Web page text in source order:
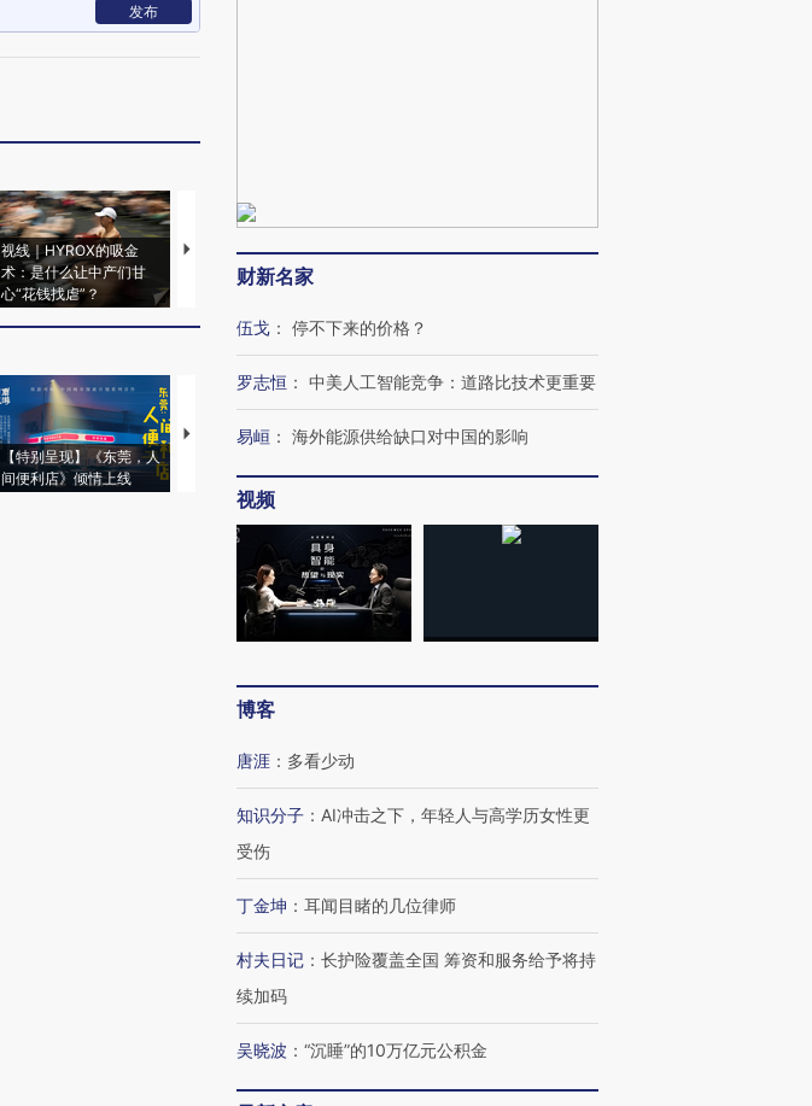
发布
视线｜HYROX的吸金
术：是什么让中产们甘
心“花钱找虐”？
马航飞行员跨国走私7万
粒摇头丸 尿检体内含3种
视线｜被称为“蟑螂”的印
视线｜“入侵”还是“人道危
【特别呈现】《东莞，人
间便利店》倾情上线
【推广】走进第四届链博
有意思的生活方式·第三对
住三大增长引擎是什么？
财新名家
伍戈 ： 停不下来的价格？
罗志恒 ： 中美人工智能竞争：道路比技术更重要
易峘 ： 海外能源供给缺口对中国的影响
视频
博客
唐涯 ： 多看少动
知识分子 ： AI冲击之下，年轻人与高学历女性更
受伤
丁金坤 ： 耳闻目睹的几位律师
村夫日记 ： 长护险覆盖全国 筹资和服务给予将持
续加码
吴晓波 ： “沉睡”的10万亿元公积金